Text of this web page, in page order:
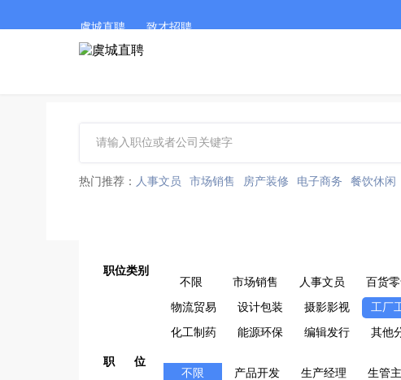
虞城直聘 致才招聘
热门推荐： 人事文员 市场销售 房产装修 电子商务 餐饮休闲
职位类别
不限
市场销售 人事文员 百货
物流贸易 设计包装 摄影影视 工厂
化工制药 能源环保 编辑发行 其他
职 位
不限
产品开发 生产经理 生管